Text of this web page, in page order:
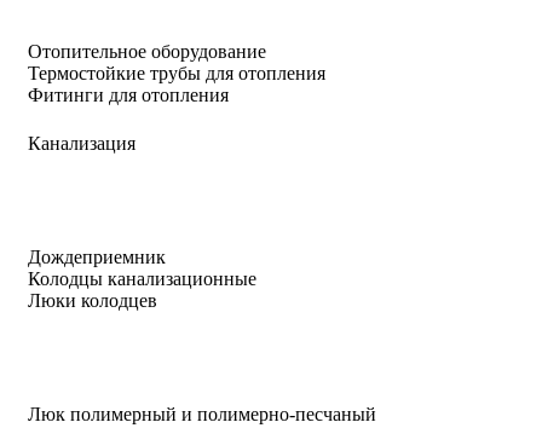
Отопительное оборудование
Термостойкие трубы для отопления
Фитинги для отопления
Канализация
Дождеприемник
Колодцы канализационные
Люки колодцев
Люк полимерный и полимерно-песчаный